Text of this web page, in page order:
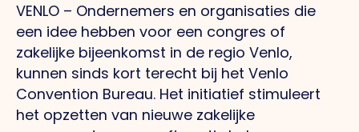
VENLO – Ondernemers en organisaties die
een idee hebben voor een congres of
zakelijke bijeenkomst in de regio Venlo,
kunnen sinds kort terecht bij het Venlo
Convention Bureau. Het initiatief stimuleert
het opzetten van nieuwe zakelijke